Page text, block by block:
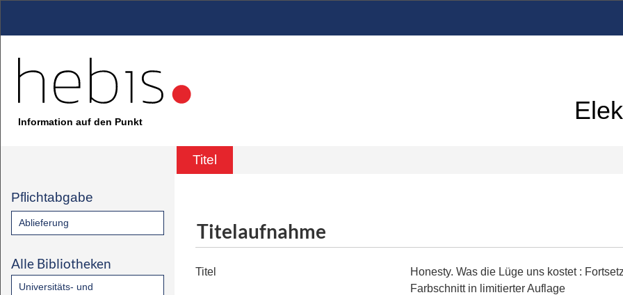
Information auf den Punkt
Titel
Pflichtabgabe
Ablieferung
Alle Bibliotheken
Universitäts- und
Titelaufnahme
Titel Honesty. Was die Lüge uns kostet:
Farbschnitt in limitierter Auflage